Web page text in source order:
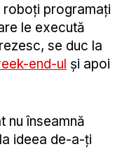
roboți programați
le execută
se duc la
end-ul și apoi
nu înseamnă
ideea de-a-ți